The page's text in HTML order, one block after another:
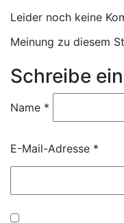
Leider noch keine
Meinung zu diesem
Schreibe
Name *
E-Mail-Adresse *